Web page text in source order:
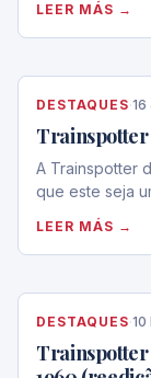
LEER MÁS →
DESTAQUES·16
Trainspotter
A Trainspotter
que este seja
LEER MÁS →
DESTAQUES·10
Trainspotter